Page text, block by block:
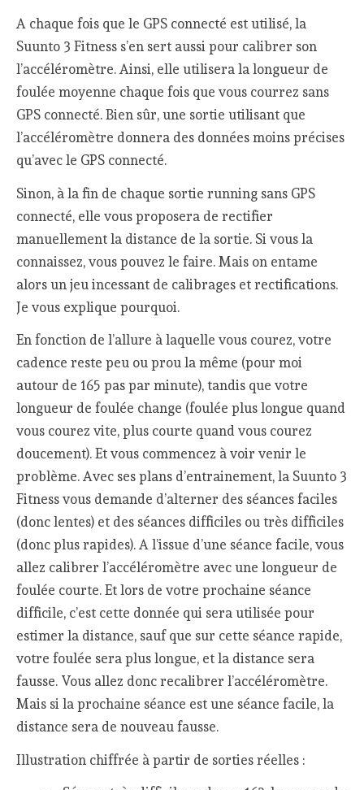
A chaque fois que le GPS connecté est utilisé, la
Suunto 3 Fitness s’en sert aussi pour calibrer son
l’accéléromètre. Ainsi, elle utilisera la longueur de
foulée moyenne chaque fois que vous courrez sans
GPS connecté. Bien sûr, une sortie utilisant que
l’accéléromètre donnera des données moins précises
qu’avec le GPS connecté.
Sinon, à la fin de chaque sortie running sans GPS
connecté, elle vous proposera de rectifier
manuellement la distance de la sortie. Si vous la
connaissez, vous pouvez le faire. Mais on entame
alors un jeu incessant de calibrages et rectifications.
Je vous explique pourquoi.
En fonction de l’allure à laquelle vous courez, votre
cadence reste peu ou prou la même (pour moi
autour de 165 pas par minute), tandis que votre
longueur de foulée change (foulée plus longue quand
vous courez vite, plus courte quand vous courez
doucement). Et vous commencez à voir venir le
problème. Avec ses plans d’entrainement, la Suunto 3
Fitness vous demande d’alterner des séances faciles
(donc lentes) et des séances difficiles ou très difficiles
(donc plus rapides). A l’issue d’une séance facile, vous
allez calibrer l’accéléromètre avec une longueur de
foulée courte. Et lors de votre prochaine séance
difficile, c’est cette donnée qui sera utilisée pour
estimer la distance, sauf que sur cette séance rapide,
votre foulée sera plus longue, et la distance sera
fausse. Vous allez donc recalibrer l’accéléromètre.
Mais si la prochaine séance est une séance facile, la
distance sera de nouveau fausse.
Illustration chiffrée à partir de sorties réelles :